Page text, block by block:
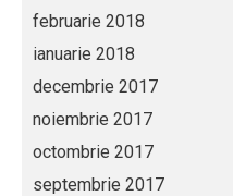
februarie 2018
ianuarie 2018
decembrie 2017
noiembrie 2017
octombrie 2017
septembrie 2017